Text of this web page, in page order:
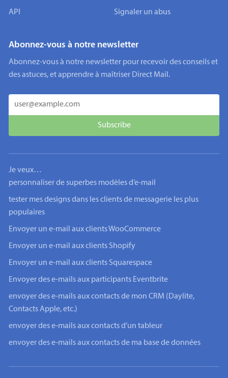
API Signaler un abus
Abonnez-vous à notre newsletter
Abonnez-vous à notre newsletter pour recevoir des conseils et
des astuces, et apprendre à maîtriser Direct Mail.
Je veux…
personnaliser de superbes modèles d’e-mail
tester mes designs dans les clients de messagerie les plus
populaires
Envoyer un e-mail aux clients WooCommerce
Envoyer un e-mail aux clients Shopify
Envoyer un e-mail aux clients Squarespace
Envoyer des e-mails aux participants Eventbrite
envoyer des e-mails aux contacts de mon CRM (Daylite,
Contacts Apple, etc.)
envoyer des e-mails aux contacts d’un tableur
envoyer des e-mails aux contacts de ma base de données